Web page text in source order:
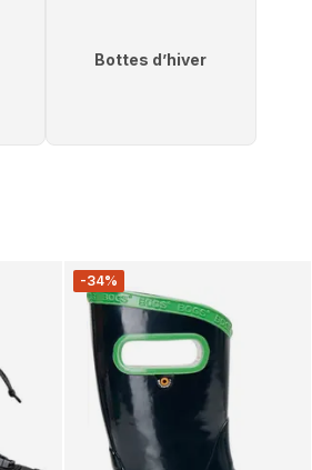
Bottes d’hiver
-34%